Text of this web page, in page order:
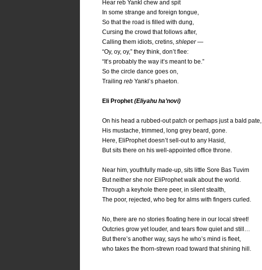
Hear reb Yankl chew and spit
In some strange and foreign tongue,
So that the road is filled with dung,
Cursing the crowd that follows after,
Calling them idiots, cretins,shleper—
“Oy, oy, oy,” they think, don’t flee:
“It’s probably the way it’s meant to be.”
So the circle dance goes on,
Trailingreb Yankl’s phaeton.
Eli Prophet(Eliyahu ha’novi)
On his head a rubbed-out patch or perhaps just a bald pate,
His mustache, trimmed, long grey beard, gone.
Here, EliProphet doesn’t sell-out to any Hasid,
But sits there on his well-appointed office throne.
Near him, youthfully made-up, sits little Sore Bas Tuvim
But neither she nor EliProphet walk about the world.
Through a keyhole there peer, in silent stealth,
The poor, rejected, who beg for alms with fingers curled.
No, there are no stories floating here in our local street!
Outcries grow yet louder, and tears flow quiet and still…
But there’s another way, says he who’s mind is fleet,
who takes the thorn-strewn road toward that shining hill.